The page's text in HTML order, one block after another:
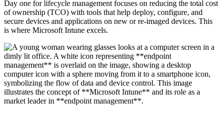
Day one for lifecycle management focuses on reducing the total cost
of ownership (TCO) with tools that help deploy, configure, and
secure devices and applications on new or re-imaged devices. This
is where Microsoft Intune excels.